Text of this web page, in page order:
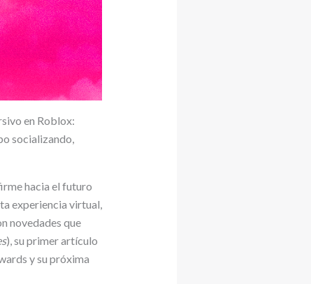
en Roblox:
socializando,
hacia el futuro
experiencia virtual,
novedades que
), su primer artículo
y su próxima